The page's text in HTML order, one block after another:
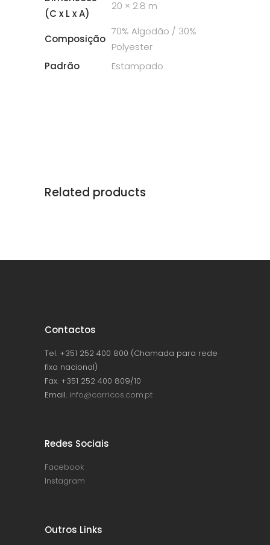
(C x L x A)
20 × 2.8 m
Composição
70% Algodão / 30%
Polyester
Padrão
Estampado
Related products
Outros Links
Redes Sociais
Facebook
Instagram
Contactos
Tel. +351 252 400 800 (Chamada para rede
fixa nacional)
Fax. +351 252 400 809/10
Email. info@carricos.com.pt